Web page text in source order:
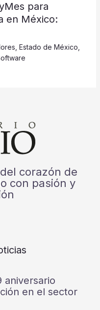
para
en México:
Estado de México
corazón de
con pasión y
aniversario
en el sector